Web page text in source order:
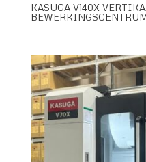
KASUGA V140X